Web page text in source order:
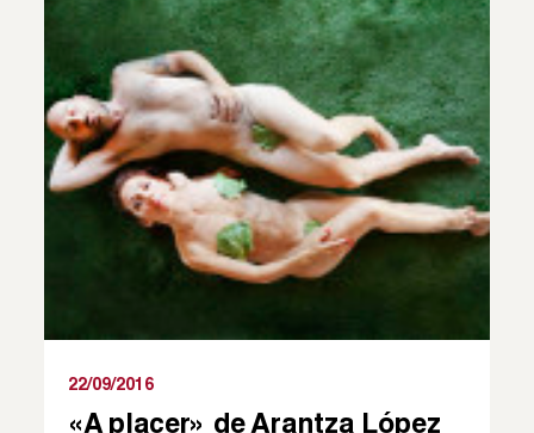
22/09/2016
«A placer» de Arantza López